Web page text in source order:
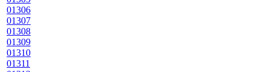
01306
01307
01308
01309
01310
01311